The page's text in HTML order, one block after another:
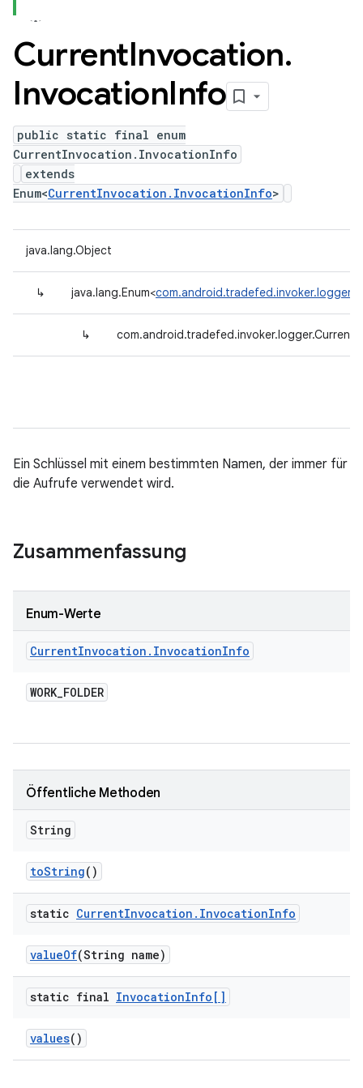
CurrentInvocation.
InvocationInfo
public static final enum
CurrentInvocation.InvocationInfo
extends
Enum<CurrentInvocation.InvocationInfo>
java.lang.Object
↳ java.lang.Enum<
↳
Ein Schlüssel mit einem bestimmten Namen, der immer für
die Aufrufe verwendet wird.
Zusammenfassung
Enum-Werte
CurrentInvocation . InvocationInfo
WORK_FOLDER
Öffentliche Methoden
String
toString()
static CurrentInvocation . InvocationInfo
valueOf(String name)
static final InvocationInfo[]
values()